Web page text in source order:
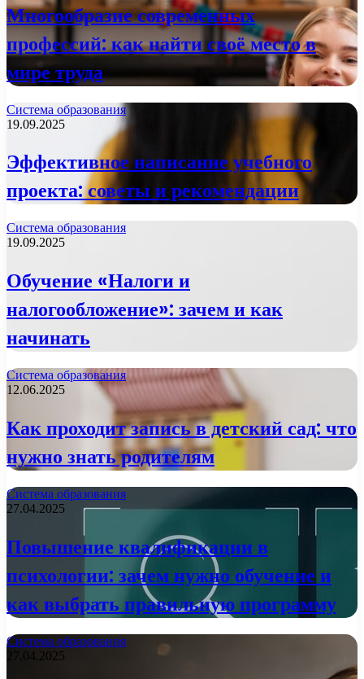
Многообразие современных
профессий: как найти своё место в
мире труда
Система образования
19.09.2025
Эффективное написание учебного
проекта: советы и рекомендации
Система образования
19.09.2025
Обучение «Налоги и
налогообложение»: зачем и как
начинать
Система образования
12.06.2025
Как проходит запись в детский сад: что
нужно знать родителям
Система образования
27.04.2025
Повышение квалификации в
психологии: зачем нужно обучение и
как выбрать правильную программу
Система образования
27.04.2025